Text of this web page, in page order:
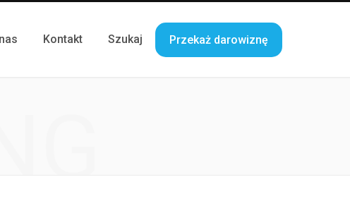
Kontakt Szukaj Przekaż darowiznę